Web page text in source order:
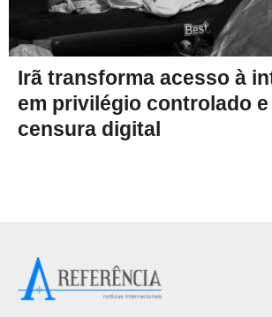
Irã transforma acesso à
em privilégio controlado
censura digital